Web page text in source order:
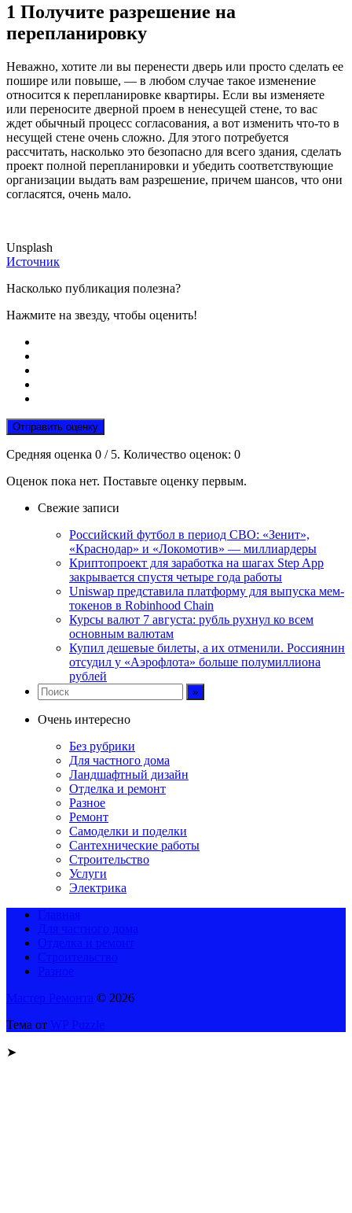
1 Получите разрешение на
перепланировку
Неважно, хотите ли вы перенести дверь или просто сделать ее
пошире или повыше, — в любом случае такое изменение
относится к перепланировке квартиры. Если вы изменяете
или переносите дверной проем в ненесущей стене, то вас
ждет обычный процесс согласования, а вот изменить что-то в
несущей стене очень сложно. Для этого потребуется
рассчитать, насколько это безопасно для всего здания, сделать
проект полной перепланировки и убедить соответствующие
организации выдать вам разрешение, причем шансов, что они
согласятся, очень мало.
Unsplash
Источник
Насколько публикация полезна?
Нажмите на звезду, чтобы оценить!
Отправить оценку
Средняя оценка 0 / 5. Количество оценок: 0
Оценок пока нет. Поставьте оценку первым.
Свежие записи
Российский футбол в период СВО: «Зенит»,
«Краснодар» и «Локомотив» — миллиардеры
Криптопроект для заработка на шагах Step App
закрывается спустя четыре года работы
Uniswap представила платформу для выпуска мем-
токенов в Robinhood Chain
Курсы валют 7 августа: рубль рухнул ко всем
основным валютам
Купил дешевые билеты, а их отменили. Россиянин
отсудил у «Аэрофлота» больше полумиллиона
рублей
Очень интересно
Без рубрики
Для частного дома
Ландшафтный дизайн
Отделка и ремонт
Разное
Ремонт
Самоделки и поделки
Сантехнические работы
Строительство
Услуги
Электрика
© 2026
Тема от
➤